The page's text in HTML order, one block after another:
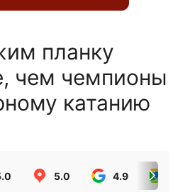
планку
чем чемпионы
катанию
5.0 4.9